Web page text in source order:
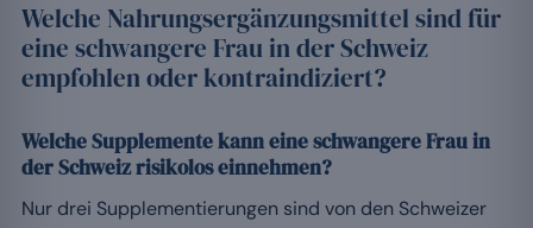
Welche Nahrungsergänzungsmittel sind für
eine schwangere Frau in der Schweiz
empfohlen oder kontraindiziert?
Welche Supplemente kann eine schwangere Frau in
der Schweiz risikolos einnehmen?
Nur drei Supplementierungen sind von den Schweizer